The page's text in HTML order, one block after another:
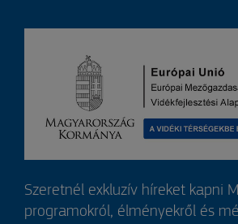
Szeretnél exkluzív híreket kapni
programokról, élményekről és